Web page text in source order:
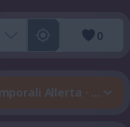
0
Allerta ·